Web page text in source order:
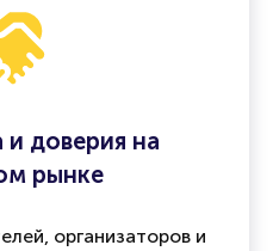
и доверия на
рынке
организаторов и